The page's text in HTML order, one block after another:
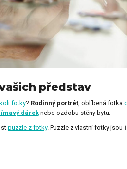
představ
fotky? Rodinný portrét, oblíbená fotka
dáreknebo ozdobu stěny bytu.
puzzle z fotky. Puzzle z vlastní fotky jsou